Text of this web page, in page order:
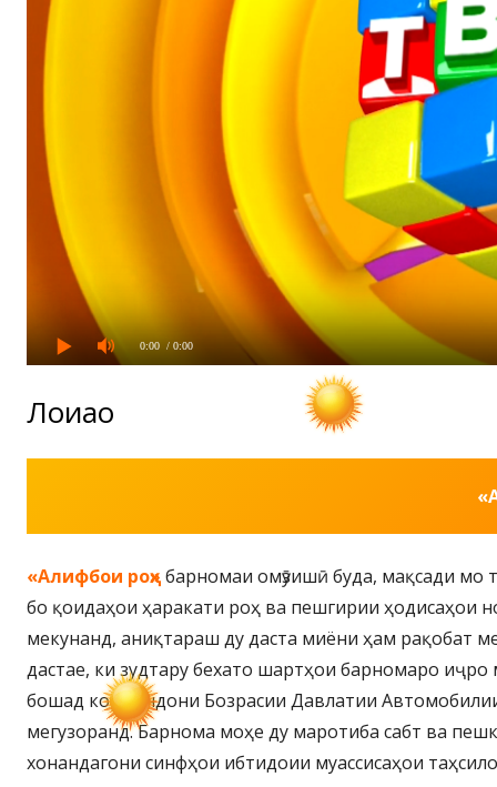
0:00 / 0:00
Лоиҳаҳо
«Алифбои роҳ»барномаи омӯзишӣ буда, мақсади мо
бо қоидаҳои ҳаракати роҳ ва пешгирии
мекунанд, аниқтараш ду даста миёни ҳам рақобат
дастае, ки зудтару бехато шартҳои барномаро
бошад кормандони Бозрасии Давлатии
мегузоранд. Барнома моҳе ду маротиба сабт ва
хонандагони синфҳои ибтидоии муассисаҳои